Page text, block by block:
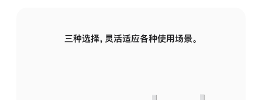
三种选择，灵活适应各种使用场景。